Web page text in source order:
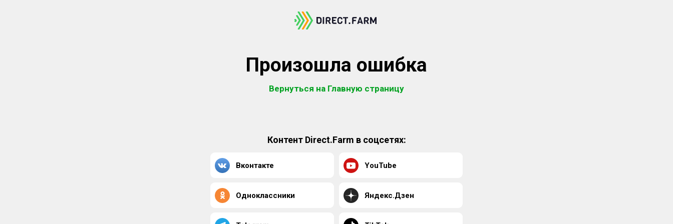
Произошла ошибка
Вернуться на Главную страницу
Контент Direct.Farm в соцсетях:
Вконтакте YouTube
Одноклассники Яндекс.Дзен